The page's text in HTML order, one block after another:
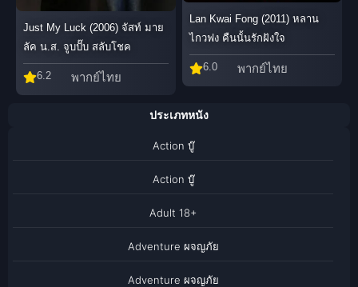
Just My Luck (2006) จัสท์ มาย
ลัค น.ส. จูบปั๊บ สลับโชค
6.2 พากย์ไทย
Lan Kwai Fong (2011) หลาน
ไกวฟง คืนนั้นรักฝังใจ
6.0 พากย์ไทย
ประเภทหนัง
Action บู๊
Action บู๊
Adult 18+
Adventure ผจญภัย
Adventure ผจญภัย